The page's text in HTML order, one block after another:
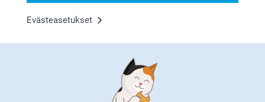
Evästeasetukset
näitä vaikutuksia. Personointimahdollisuuden ansiosta voit
jostakusta rakkaasta ihmisestä, jota haluat ajatella tai
muistella? Tulostamme mielellämme korkealaatuisen
valokuvan kynttilääsi. Tuoksukynttilä kuvilla tekee kynttilän
sytyttämisestä paljon merkityksellisemmän!